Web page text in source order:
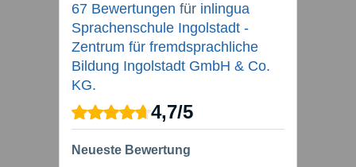
67 Bewertungen für inlingua
Sprachenschule Ingolstadt -
Zentrum für fremdsprachliche
Bildung Ingolstadt GmbH & Co.
KG.
4,7/5
Neueste Bewertung